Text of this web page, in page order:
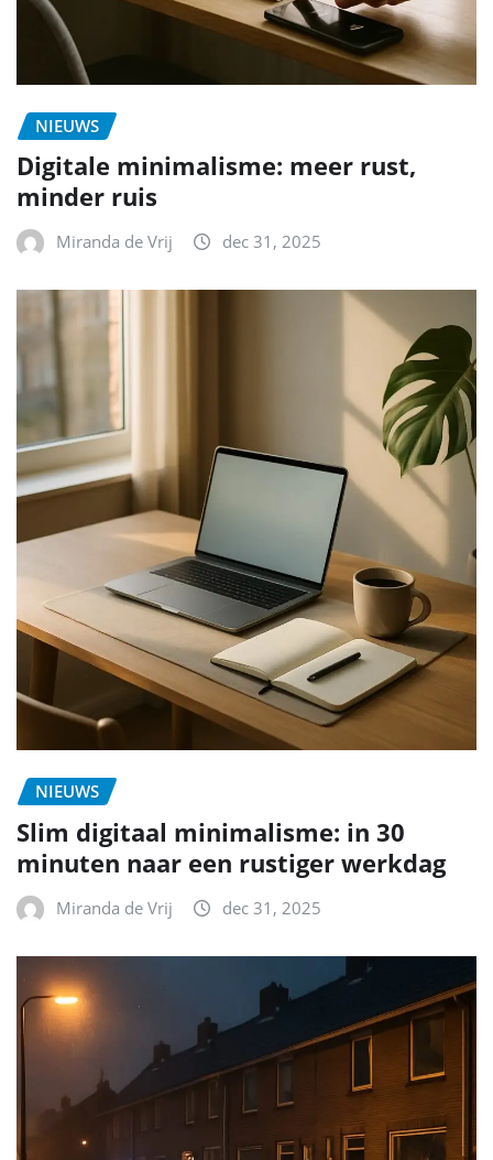
NIEUWS
Digitale minimalisme: meer rust,
minder ruis
Miranda de Vrij dec 31, 2025
NIEUWS
Slim digitaal minimalisme: in 30
minuten naar een rustiger werkdag
Miranda de Vrij dec 31, 2025